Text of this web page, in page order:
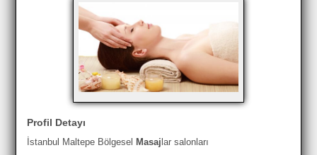
Profil Detayı
İstanbul Maltepe Bölgesel Masaj lar salonları